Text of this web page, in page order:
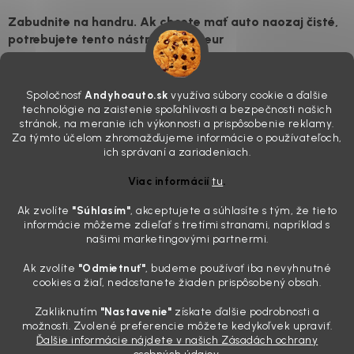
Spoločnosť Andyhoauto.sk využíva súbory cookie a ďalšie
technológie na zaistenie spoľahlivosti a bezpečnosti našich
stránok, na meranie ich výkonnosti a prispôsobenie reklamy.
Za týmto účelom zhromažďujeme informácie o používateľoch,
ich správaní a zariadeniach.
Viac informáciítu.
Ak zvolíte "Súhlasím", akceptujete a súhlasíte s tým, že tieto
informácie môžeme zdieľať s tretími stranami, napríklad s
našimi marketingovými partnermi.
Ak zvolíte "Odmietnuť", budeme používať iba nevyhnutné
cookies a žiaľ, nedostanete žiaden prispôsobený obsah.
Zakliknutím "Nastavenie" získate ďalšie podrobnosti a
možnosti. Zvolené preferencie môžete kedykoľvek upraviť.
Ďalšie informácie nájdete v našich Zásadách ochrany
Zabudnite na handru. Ak chcete mať auto naozaj čisté,
potrebujete tento nástroj za pár eur
„upratanom“ aute, no pri pohľade na palubnú dosku vás ide poraziť. V
mriežkach ventilácie, okolo tlačidiel a v švíkoch sedačiek na vás stále
drzo pozerá prach. Handra ani vysávač tam jednodu...
Detailing nemusí stáť výplatu: 5 kúskov autokozmetiky,
Sobotné ráno, káva v ruke a pred vami zaprášená kapota. Pre
niekoho nuda, pre nás najlepší relax. Lenže keď si v košíku spočítate
všetky tie fľaštičky, šampóny a utierky, výsledná suma vie poriadne
pokaziť náladu. Dobrá správa je, že aj profi výbava ...
Zabudnite na šmuhy: 7 overených vychytávok, ktoré z
28.7.2026
Poznáte ten pocit. Sobota ráno, slnko sa oprie do laku a vy namiesto